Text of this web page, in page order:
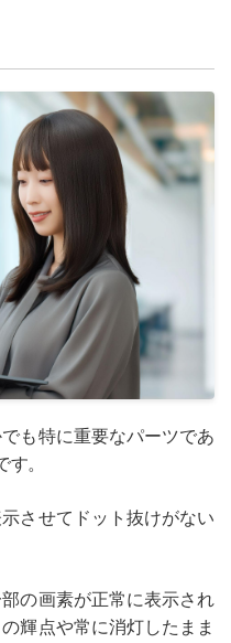
も特に重要なパーツであ
。
させてドット抜けがない
の画素が正常に表示され
輝点や常に消灯したまま